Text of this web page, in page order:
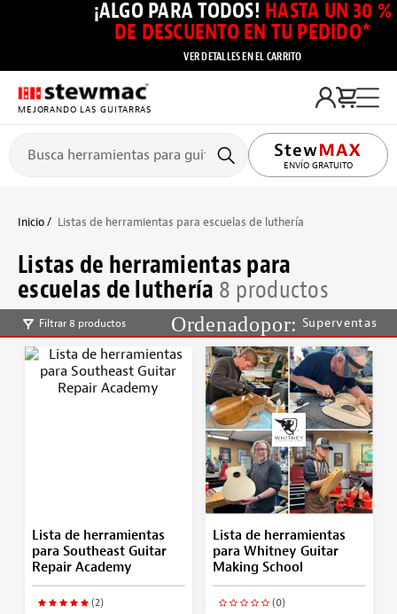
¡ALGO PARA TODOS! HASTA UN 30 %
DE DESCUENTO EN TU PEDIDO*
VER DETALLES EN EL CARRITO
MEJORANDO LAS GUITARRAS
ENVÍO GRATUITO
Inicio Listas de herramientas para escuelas de luthería
Listas de herramientas para
escuelas de luthería 8 productos
Filtrar 8 productos Superventas
Lista de herramientas
para Southeast Guitar
Repair Academy
(2)
Lista de herramientas
para Whitney Guitar
Making School
(0)